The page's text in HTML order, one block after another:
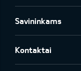
Savininkams
Kontaktai